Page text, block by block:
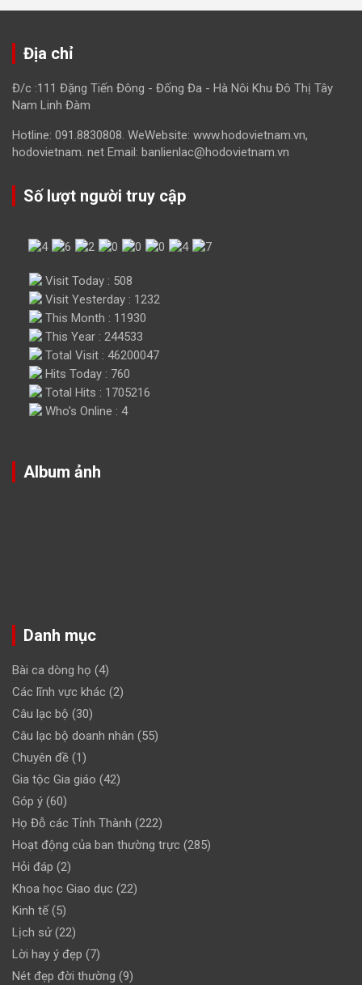
Địa chỉ
Đ/c :111 Đặng Tiến Đông - Đống Đa - Hà Nôi Khu Đô Thị Tây
Nam Linh Đàm
Hotline: 091.8830808. WeWebsite: www.hodovietnam.vn,
hodovietnam. net Email: banlienlac@hodovietnam.vn
Số lượt người truy cập
Visit Today : 508
Visit Yesterday : 1232
This Month : 11930
This Year : 244533
Total Visit : 46200047
Hits Today : 760
Total Hits : 1705216
Who's Online : 4
Album ảnh
Danh mục
Bài ca dòng họ (4)
Các lĩnh vực khác (2)
Câu lạc bộ (30)
Câu lạc bộ doanh nhân (55)
Chuyên đề (1)
Gia tộc Gia giáo (42)
Góp ý (60)
Họ Đỗ các Tỉnh Thành (222)
Hoạt động của ban thường trực (285)
Hỏi đáp (2)
Khoa học Giao dục (22)
Kinh tế(5)
Lịch sử(22)
Lời hay ý đẹp (7)
Nét đẹp đời thường (9)